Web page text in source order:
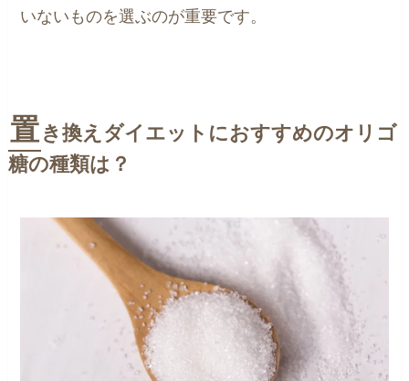
いないものを選ぶのが重要です。
置 き換えダイエットにおすすめのオリゴ
糖の種類は？